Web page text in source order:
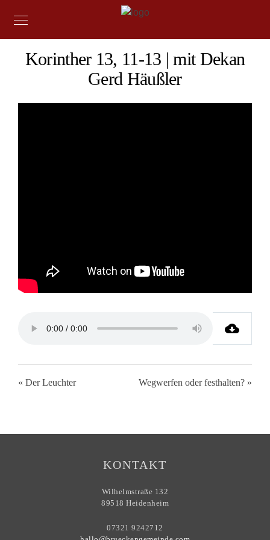
Korinther 13, 11-13 | mit Dekan
Gerd Häußler
« Der Leuchter Wegwerfen oder festhalten? »
KONTAKT
Wilhelmstraße 132
89518 Heidenheim
07321 9242712